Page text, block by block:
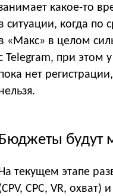
какое-то
ситуации, когда по
«Макс» в целом
Telegram, при этом
нет
будут
текущем этапе
CPC, VR,